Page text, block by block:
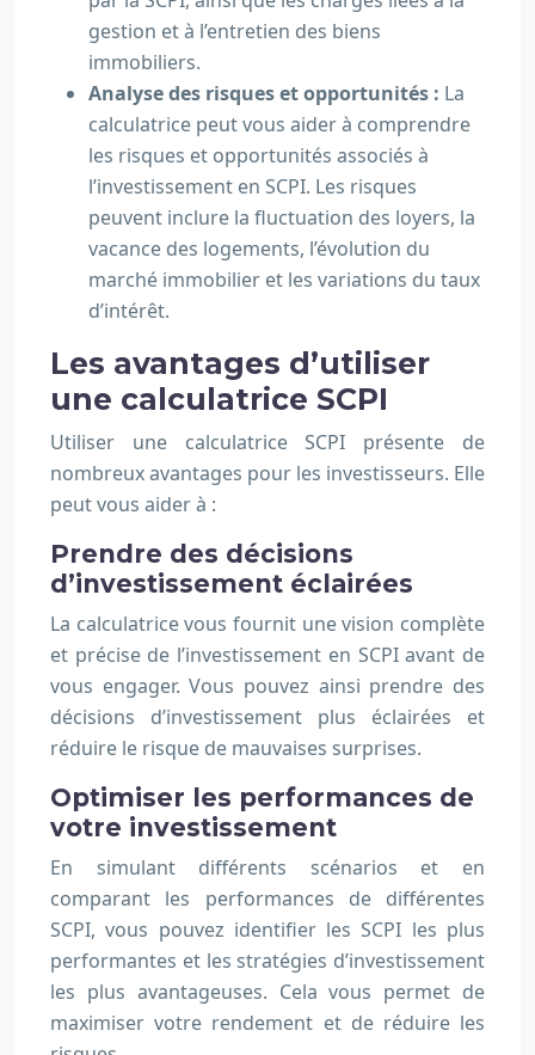
gestion et à l’entretien des biens
immobiliers.
Analyse des risques et opportunités : La
calculatrice peut vous aider à comprendre
les risques et opportunités associés à
l’investissement en SCPI. Les risques
peuvent inclure la fluctuation des loyers, la
vacance des logements, l’évolution du
marché immobilier et les variations du taux
d’intérêt.
Les avantages d’utiliser
une calculatrice SCPI
Utiliser une calculatrice SCPI présente de
nombreux avantages pour les investisseurs. Elle
peut vous aider à :
Prendre des décisions
d’investissement éclairées
La calculatrice vous fournit une vision complète
et précise de l’investissement en SCPI avant de
vous engager. Vous pouvez ainsi prendre des
décisions d’investissement plus éclairées et
réduire le risque de mauvaises surprises.
Optimiser les performances de
votre investissement
En simulant différents scénarios et en
comparant les performances de différentes
SCPI, vous pouvez identifier les SCPI les plus
performantes et les stratégies d’investissement
les plus avantageuses. Cela vous permet de
maximiser votre rendement et de réduire les